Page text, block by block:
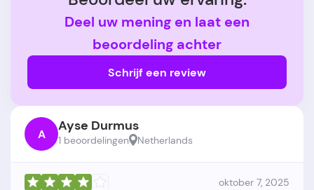
Deel uw mening en laat een
beoordeling achter
Schrijf een review
A Ayse Durmus
1 beoordelingen Netherlands
oktober 7, 2025